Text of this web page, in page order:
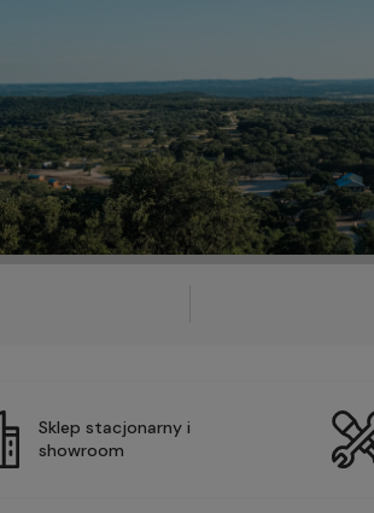
Sklep stacjonarny i
showroom